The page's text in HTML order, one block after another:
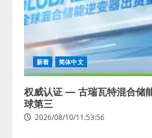
新着 简体中文
权威认证 — 古瑞瓦特混合储
球第三
2026/08/10/11:53:56